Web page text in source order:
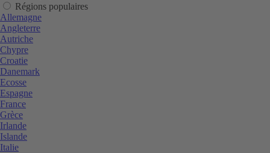
Régions populaires
Allemagne
Angleterre
Autriche
Chypre
Croatie
Danemark
Ecosse
Espagne
France
Grèce
Irlande
Islande
Italie